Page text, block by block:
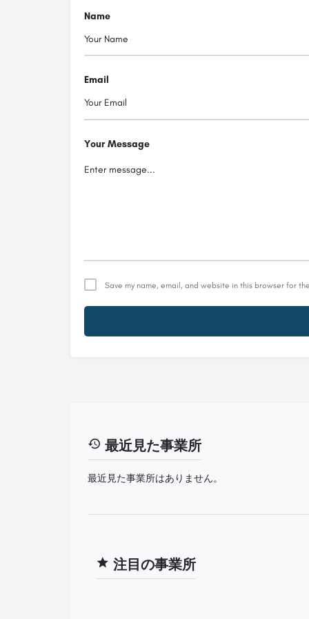
Name
Email
Your Message
Save my name, email, and website in this browser for
最近見た事業所
最近見た事業所はありません。
注目の事業所